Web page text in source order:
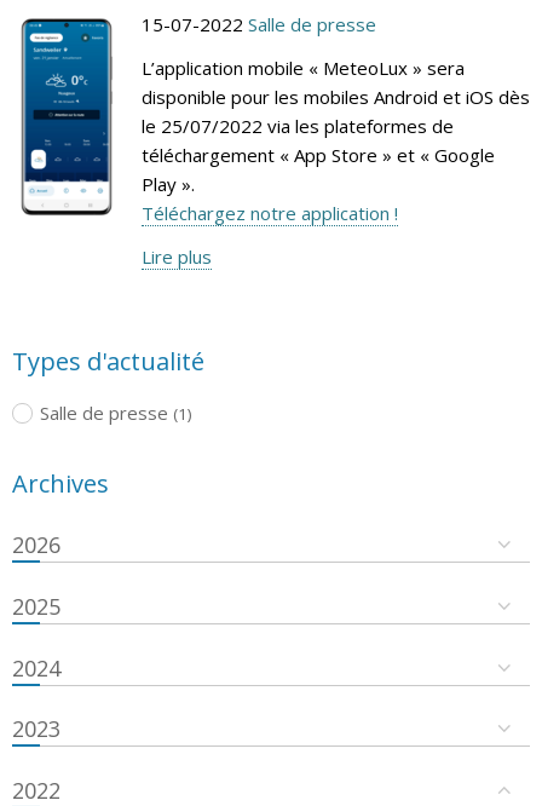
15-07-2022 Salle de presse
L’application mobile « MeteoLux » sera
disponible pour les mobiles Android et iOS dès
le 25/07/2022 via les plateformes de
téléchargement « App Store » et « Google
Play ».
Téléchargez notre application !
Lire plus
Types d'actualité
Salle de presse (1)
Archives
2026
2025
2024
2023
2022